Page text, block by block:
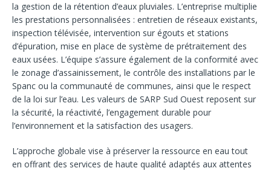
la gestion de la rétention d’eaux pluviales. L’entreprise multiplie
les prestations personnalisées : entretien de réseaux existants,
inspection télévisée, intervention sur égouts et stations
d’épuration, mise en place de système de prétraitement des
eaux usées. L’équipe s’assure également de la conformité avec
le zonage d’assainissement, le contrôle des installations par le
Spanc ou la communauté de communes, ainsi que le respect
de la loi sur l’eau. Les valeurs de SARP Sud Ouest reposent sur
la sécurité, la réactivité, l’engagement durable pour
l’environnement et la satisfaction des usagers.
L’approche globale vise à préserver la ressource en eau tout
en offrant des services de haute qualité adaptés aux attentes